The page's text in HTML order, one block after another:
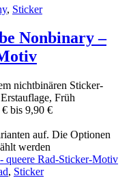
, Sticker
Nonbinary –
nichtbinären Sticker-
Früh
€ bis 9,90 €
auf. Die Optionen
werden
, Sticker